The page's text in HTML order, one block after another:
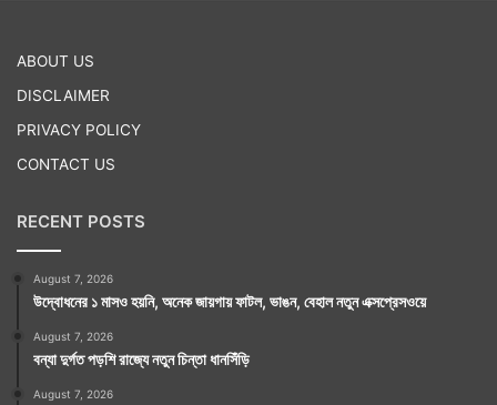
ABOUT US
DISCLAIMER
PRIVACY POLICY
CONTACT US
RECENT POSTS
August 7, 2026
উদ্বোধনের ১ মাসও হয়নি, অনেক জায়গায় ফাটল, ভাঙন, বেহাল নতুন এক্সপ্রেসওয়ে
August 7, 2026
বন্যা দুর্গত পড়শি রাজ্যে নতুন চিন্তা ধানসিঁড়ি
August 7, 2026